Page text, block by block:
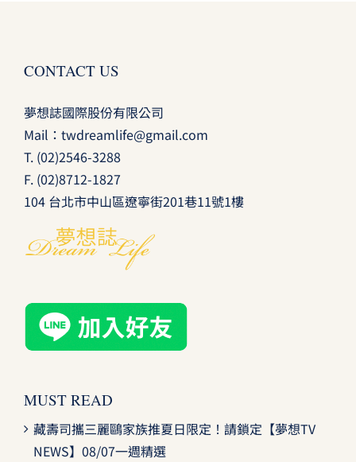
CONTACT US
夢想誌國際股份有限公司
Mail： twdreamlife@gmail.com
T. (02)2546-3288
F. (02)8712-1827
104 台北市中山區遼寧街201巷11號1樓
MUST READ
藏壽司攜三麗鷗家族推夏日限定！請鎖定【夢想TV
NEWS】08/07一週精選